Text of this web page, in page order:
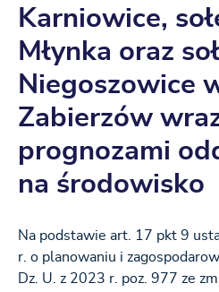
Karniowice,
Młynka oraz
Niegoszowice
Zabierzów
prognozami
na środowisko
Na podstawie art. 17 pkt 9
r. o planowaniu i
Dz. U. z 2023 r. poz. 977 ze